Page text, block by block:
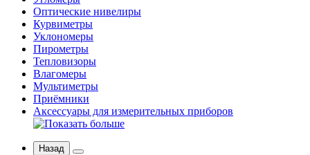
Оптические нивелиры
Курвиметры
Уклономеры
Пирометры
Тепловизоры
Влагомеры
Мультиметры
Приёмники
Аксессуары для измерительных приборов
Назад